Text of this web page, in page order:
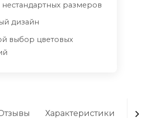
размеров
дизайн
выбор цветовых
Характеристики